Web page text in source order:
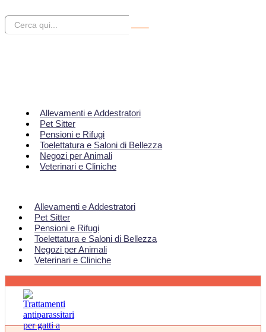
Allevamenti e Addestratori
Pet Sitter
Pensioni e Rifugi
Toelettatura e Saloni di Bellezza
Negozi per Animali
Veterinari e Cliniche
Allevamenti e Addestratori
Pet Sitter
Pensioni e Rifugi
Toelettatura e Saloni di Bellezza
Negozi per Animali
Veterinari e Cliniche